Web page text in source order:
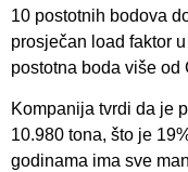
10 postotnih bodova
prosječan load faktor
postotna boda više od
Kompanija tvrdi da je
10.980 tona, što je
godinama ima sve